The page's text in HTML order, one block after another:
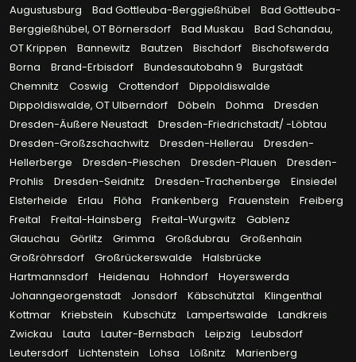
Augustusburg
Bad Gottleuba-Berggießhübel
Bad Gottleuba-
Berggießhübel, OT Börnersdorf
Bad Muskau
Bad Schandau,
OT Krippen
Bannewitz Bautzen Bischdorf
Bischofswerda
Borna
Brand-Erbisdorf Bundesautobahn 9
Burgstädt
Chemnitz
Coswig Crottendorf
Dippoldiswalde
Dippoldiswalde, OT Ulberndorf
Döbeln Dohma
Dresden
Dresden-Äußere Neustadt
Dresden-Friedrichstadt/ -Löbtau
Dresden-Großzschachwitz
Dresden-Hellerau
Dresden-
Hellerberge
Dresden-Pieschen Dresden-Plauen
Dresden-
Prohlis
Dresden-Seidnitz Dresden-Trachenberge
Einsiedel
Elsterheide
Erlau Flöha Frankenberg Frauenstein
Freiberg
Freital
Freital-Hainsberg Freital-Wurgwitz
Gablenz
Glauchau
Görlitz Grimma Großdubrau
Großenhain
Großröhrsdorf
Großrückerswalde
Halsbrücke
Hartmannsdorf
Heidenau Hohndorf
Hoyerswerda
Johanngeorgenstadt
Jonsdorf Käbschütztal
Klingenthal
Kottmar
Kriebstein Kubschütz Lampertswalde
Landkreis
Zwickau
Lauta Lauter-Bernsbach Leipzig
Leubsdorf
Leutersdorf
Lichtenstein Lohsa Lößnitz
Marienberg